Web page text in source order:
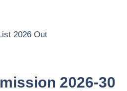
2026 Out
2026-30